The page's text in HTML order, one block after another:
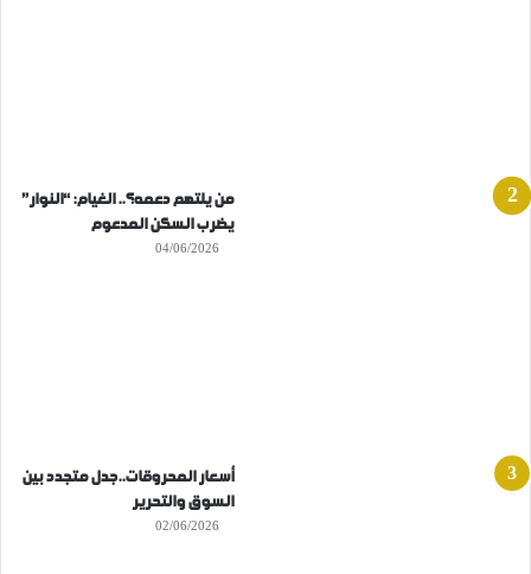
من يلتهم دعمه؟.. الغيام: “النوار”
يضرب السكن المدعوم
04/06/2026
أسعار المحروقات..جدل متجدد بين
السوق والتحرير
02/06/2026